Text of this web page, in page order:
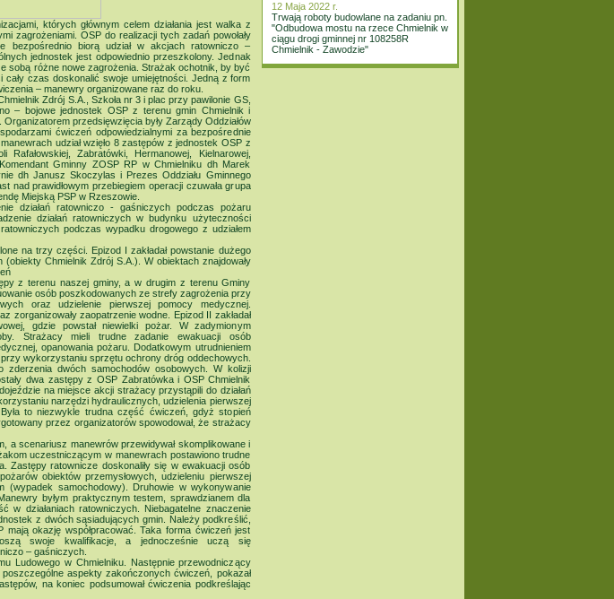
których głównym celem działania jest walka z
zagrożeniami. OSP do realizacji tych zadań powołały
bezpośrednio biorą udział w akcjach ratowniczo –
jednostek jest odpowiednio przeszkolony. Jednak
sobą różne nowe zagrożenia. Strażak ochotnik, by być
czas doskonalić swoje umiejętności. Jedną z form
– manewry organizowane raz do roku.
Zdrój S.A., Szkoła nr 3 i plac przy pawilonie GS,
– bojowe jednostek OSP z terenu gmin Chmielnik i
przedsięwzięcia były Zarządy Oddziałów
ćwiczeń odpowiedzialnymi za bezpośrednie
udział wzięło 8 zastępów z jednostek OSP z
Zabratówki, Hermanowej, Kielnarowej,
Gminny ZOSP RP w Chmielniku dh Marek
dh Janusz Skoczylas i Prezes Oddziału Gminnego
nad prawidłowym przebiegiem operacji czuwała grupa
Miejską PSP w Rzeszowie.
działań ratowniczo - gaśniczych podczas pożaru
działań ratowniczych w budynku użyteczności
podczas wypadku drogowego z udziałem
na trzy części. Epizod I zakładał powstanie dużego
Chmielnik Zdrój S.A.). W obiektach znajdowały
z terenu naszej gminy, a w drugim z terenu Gminy
osób poszkodowanych ze strefy zagrożenia przy
oraz udzielenie pierwszej pomocy medycznej.
zorganizowały zaopatrzenie wodne. Epizod II zakładał
gdzie powstał niewielki pożar. W zadymionym
Strażacy mieli trudne zadanie ewakuacji osób
opanowania pożaru. Dodatkowym utrudnieniem
wykorzystaniu sprzętu ochrony dróg oddechowych.
zderzenia dwóch samochodów osobowych. W kolizji
dwa zastępy z OSP Zabratówka i OSP Chmielnik
na miejsce akcji strażacy przystąpili do działań
narzędzi hydraulicznych, udzielenia pierwszej
to niezwykle trudna część ćwiczeń, gdyż stopień
przez organizatorów spowodował, że strażacy
a scenariusz manewrów przewidywał skomplikowane i
uczestniczącym w manewrach postawiono trudne
Zastępy ratownicze doskonaliły się w ewakuacji osób
obiektów przemysłowych, udzieleniu pierwszej
(wypadek samochodowy). Druhowie w wykonywanie
byłym praktycznym testem, sprawdzianem dla
w działaniach ratowniczych. Niebagatelne znaczenie
z dwóch sąsiadujących gmin. Należy podkreślić,
mają okazję współpracować. Taka forma ćwiczeń jest
swoje kwalifikacje, a jednocześnie uczą się
– gaśniczych.
Ludowego w Chmielniku. Następnie przewodniczący
aspekty zakończonych ćwiczeń, pokazał
na koniec podsumował ćwiczenia podkreślając
12 Maja 2022 r.
Trwają roboty budowlane na zadaniu pn.
"Odbudowa mostu na rzece Chmielnik w
ciągu drogi gminnej nr 108258R
Chmielnik - Zawodzie"